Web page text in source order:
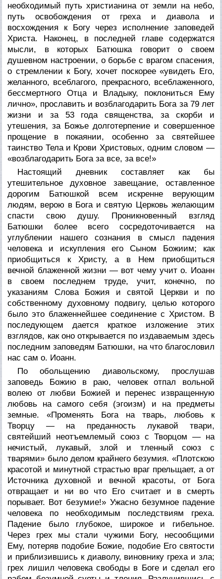
необходимый путь христианина от земли на небо,
путь освобождения от греха и диавола и
восхождения к Богу через исполнение заповедей
Христа. Наконец, в последней главе содержатся
мысли, в которых Батюшка говорит о своем
душевном настроении, о борьбе с врагом спасения,
о стремлении к Богу, хочет поскорее «увидеть Его,
желанного, всеблагого, прекрасного, всеблаженного,
бессмертного Отца и Владыку, поклониться Ему
лично», прославить и возблагодарить Бога за 79 лет
жизни и за 53 года священства, за скорби и
утешения, за Божье долготерпение и совершенное
прощение в покаянии, особенно за святейшее
таинство Тела и Крови Христовых, одним словом —
«возблагодарить Бога за все, за все!»
Настоящий дневник составляет как бы
утешительное духовное завещание, оставленное
дорогим Батюшкой всем искренне верующим
людям, верою в Бога и святую Церковь желающим
спасти свою душу. Проникновенный взгляд
Батюшки более всего сосредоточивается на
углублении нашего сознания в смысл падения
человека и искупления его Сыном Божиим; как
приобщиться к Христу, а в Нем приобщиться
вечной блаженной жизни — вот чему учит о. Иоанн
в своем последнем труде, учит, конечно, по
указаниям Слова Божия и святой Церкви и по
собственному духовному подвигу, целью которого
было это блаженнейшее соединение с Христом. В
последующем дается краткое изложение этих
взглядов, как оно открывается по издаваемым здесь
последним заповедям Батюшки, на что благословил
нас сам о. Иоанн.
По обольщению диавольскому, прослушав
заповедь Божию в раю, человек отпал вольной
волею от любви Божией и перенес извращенную
любовь на самого себя (эгоизм) и на предметы
земные. «Променять Бога на тварь, любовь к
Творцу — на преданность лукавой твари,
святейший неотъемлемый союз с Творцом — на
нечистый, лукавый, злой и тленный союз с
тварями» было делом крайнего безумия. «Плотскою
красотой и минутной страстью враг прельщает, а от
Источника духовной и вечной красоты, от Бога
отвращает и ни во что Его считает и в смерть
порывает. Вот безумие!» Ужасно безумное падение
человека по необходимым последствиям греха.
Падение было глубокое, широкое и гибельное.
Через грех мы стали чужими Богу, несообщими
Ему, потеряв подобие Божие, подобие Его святости
и приблизившись к диаволу, виновнику греха и зла;
грех лишил человека свободы в Боге и сделал его